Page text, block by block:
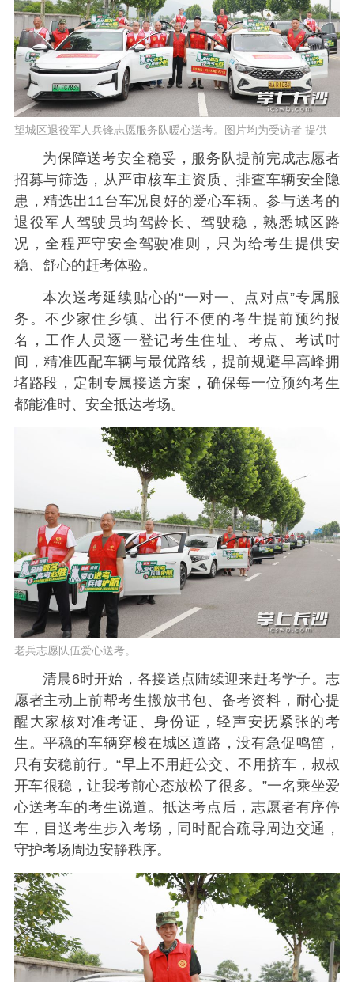
望城区退役军人兵锋志愿服务队暖心送考。图片均为受访者 提供
为保障送考安全稳妥，服务队提前完成志愿者
招募与筛选，从严审核车主资质、排查车辆安全隐
患，精选出11台车况良好的爱心车辆。参与送考的
退役军人驾驶员均驾龄长、驾驶稳，熟悉城区路
况，全程严守安全驾驶准则，只为给考生提供安
稳、舒心的赶考体验。
本次送考延续贴心的“一对一、点对点”专属服
务。不少家住乡镇、出行不便的考生提前预约报
名，工作人员逐一登记考生住址、考点、考试时
间，精准匹配车辆与最优路线，提前规避早高峰拥
堵路段，定制专属接送方案，确保每一位预约考生
都能准时、安全抵达考场。
老兵志愿队伍爱心送考。
清晨6时开始，各接送点陆续迎来赶考学子。志
愿者主动上前帮考生搬放书包、备考资料，耐心提
醒大家核对准考证、身份证，轻声安抚紧张的考
生。平稳的车辆穿梭在城区道路，没有急促鸣笛，
只有安稳前行。“早上不用赶公交、不用挤车，叔叔
开车很稳，让我考前心态放松了很多。”一名乘坐爱
心送考车的考生说道。抵达考点后，志愿者有序停
车，目送考生步入考场，同时配合疏导周边交通，
守护考场周边安静秩序。